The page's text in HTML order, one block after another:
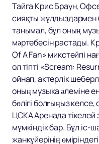
Тайга Крис Браун,
сияқты жұлдыздармен
танымал, бұл оның
мәртебесін растады.
Of A Fan» микстейпі
ол тіпті «Scream:
ойнап, актерлік
оның музыка әлеміне
бөлігі болғыңыз
ЦСКА Аренада тікелей
мүмкіндік бар. Бұл
жанкүйерінің